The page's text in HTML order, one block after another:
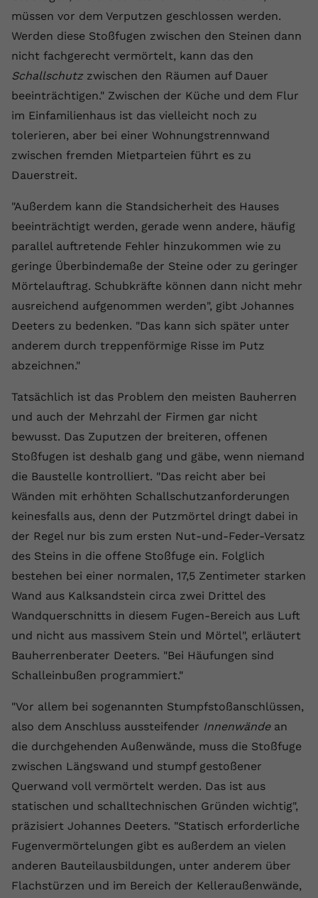
müssen vor dem Verputzen geschlossen werden.
Werden diese Stoßfugen zwischen den Steinen dann
nicht fachgerecht vermörtelt, kann das den
Schallschutzzwischen den Räumen auf Dauer
beeinträchtigen." Zwischen der Küche und dem Flur
im Einfamilienhaus ist das vielleicht noch zu
tolerieren, aber bei einer Wohnungstrennwand
zwischen fremden Mietparteien führt es zu
Dauerstreit.
"Außerdem kann die Standsicherheit des Hauses
beeinträchtigt werden, gerade wenn andere, häufig
parallel auftretende Fehler hinzukommen wie zu
geringe Überbindemaße der Steine oder zu geringer
Mörtelauftrag. Schubkräfte können dann nicht mehr
ausreichend aufgenommen werden", gibt Johannes
Deeters zu bedenken. "Das kann sich später unter
anderem durch treppenförmige Risse im Putz
abzeichnen."
Tatsächlich ist das Problem den meisten Bauherren
und auch der Mehrzahl der Firmen gar nicht
bewusst. Das Zuputzen der breiteren, offenen
Stoßfugen ist deshalb gang und gäbe, wenn niemand
die Baustelle kontrolliert. "Das reicht aber bei
Wänden mit erhöhten Schallschutzanforderungen
keinesfalls aus, denn der Putzmörtel dringt dabei in
der Regel nur bis zum ersten Nut-und-Feder-Versatz
des Steins in die offene Stoßfuge ein. Folglich
bestehen bei einer normalen, 17,5 Zentimeter starken
Wand aus Kalksandstein circa zwei Drittel des
Wandquerschnitts in diesem Fugen-Bereich aus Luft
und nicht aus massivem Stein und Mörtel", erläutert
Bauherrenberater Deeters. "Bei Häufungen sind
Schalleinbußen programmiert."
"Vor allem bei sogenannten Stumpfstoßanschlüssen,
also dem Anschluss aussteifender Innenwändean
die durchgehenden Außenwände, muss die Stoßfuge
zwischen Längswand und stumpf gestoßener
Querwand voll vermörtelt werden. Das ist aus
statischen und schalltechnischen Gründen wichtig",
präzisiert Johannes Deeters. "Statisch erforderliche
Fugenvermörtelungen gibt es außerdem an vielen
anderen Bauteilausbildungen, unter anderem über
Flachstürzen und im Bereich der Kelleraußenwände,
Name yt.innertube::requests
Anbieter youtube.com
Laufzeit Session
Dieser von YouTube gesetzte Cookie
registriert eine eindeutige ID, um
Daten darüber zu speichern, welche
Videos von YouTube der Nutzer
Name yt.innertube::nextId
Anbieter Youtube.com
Laufzeit Session
Zweck
Dieser von YouTube gesetzte Cookie
registriert eine eindeutige ID, um
Daten darüber zu speichern, welche
Name yt-remote-connected-devices
Anbieter Youtube.com
Laufzeit Session
Zweck
YouTube setzt diesen Cookie, um die
speichern, der eingebettete YouTube-
Videos verwendet.